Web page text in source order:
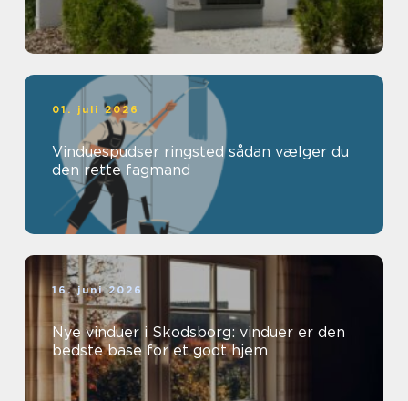
01. juli 2026
Vinduespudser ringsted sådan vælger du
den rette fagmand
16. juni 2026
Nye vinduer i Skodsborg: vinduer er den
bedste base for et godt hjem